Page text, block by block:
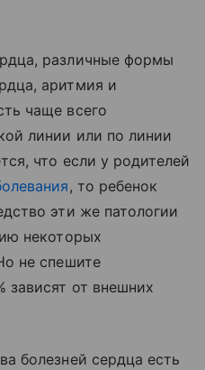
различные формы
аритмия и
чаще всего
линии или по линии
что если у родителей
, то ребенок
эти же патологии
некоторых
не спешите
зависят от внешних
болезней сердца есть